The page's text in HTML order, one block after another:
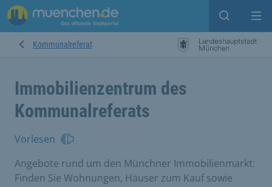
Suche
Kommunalreferat
Immobilienzentrum des
Kommunalreferats
Vorlesen
Angebote rund um den Münchner Immobilienmarkt:
Finden Sie Wohnungen, Häuser zum Kauf sowie